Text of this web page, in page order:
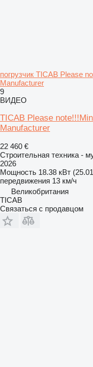
погрузчик TICAB Please
Manufacturer
9
ВИДЕО
TICAB Please
Manufacturer
22 460 €
Строительная техника -
2026
Мощность 18.38 кВт
передвижения 13 км/ч
Великобритания
TICAB
Связаться с продавцом